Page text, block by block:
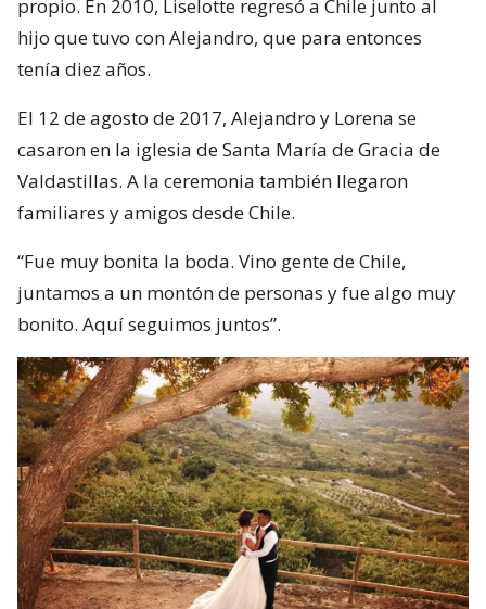
propio. En 2010, Liselotte regresó a Chile junto al
hijo que tuvo con Alejandro, que para entonces
tenía diez años.
El 12 de agosto de 2017, Alejandro y Lorena se
casaron en la iglesia de Santa María de Gracia de
Valdastillas. A la ceremonia también llegaron
familiares y amigos desde Chile.
“Fue muy bonita la boda. Vino gente de Chile,
juntamos a un montón de personas y fue algo muy
bonito. Aquí seguimos juntos”.